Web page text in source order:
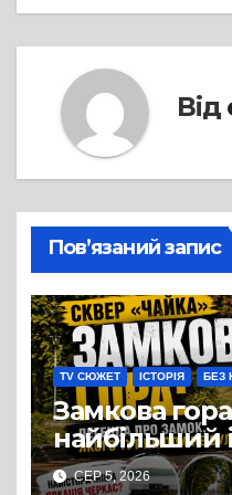
Від
Пов’язаний запис
TV СЮЖЕТ ІСТОРІЯ БЕЗ
Замкова
найбільший
Черкас
СЕР 5, 2026